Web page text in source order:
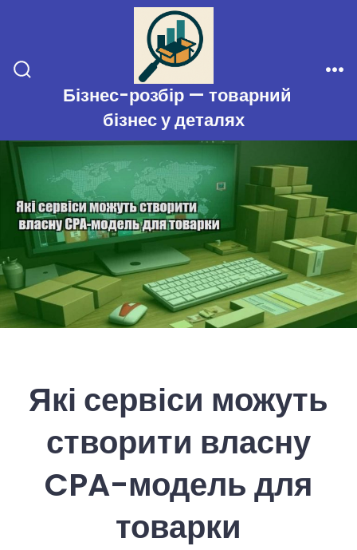
вмісту
Перемикач
пошукуБізнес-розбір — товарний
бізнес у деталях
Які сервіси можуть
створити власну
CPA-модель для
товарки